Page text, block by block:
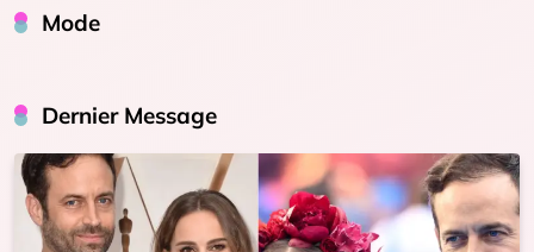
Mode
Dernier Message